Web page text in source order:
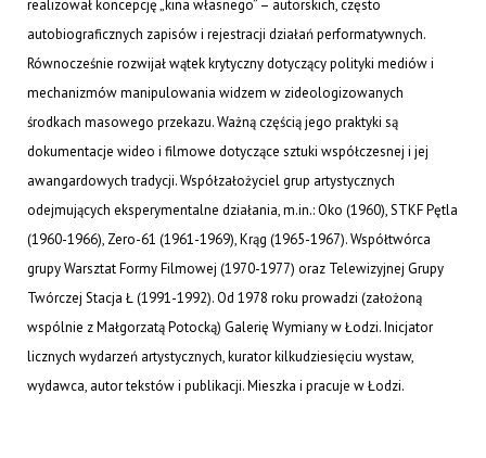
realizował koncepcję „kina własnego” – autorskich, często
autobiograficznych zapisów i rejestracji działań performatywnych.
Równocześnie rozwijał wątek krytyczny dotyczący polityki mediów i
mechanizmów manipulowania widzem w zideologizowanych
środkach masowego przekazu. Ważną częścią jego praktyki są
dokumentacje wideo i filmowe dotyczące sztuki współczesnej i jej
awangardowych tradycji. Współzałożyciel grup artystycznych
odejmujących eksperymentalne działania, m.in.: Oko (1960), STKF Pętla
(1960-1966), Zero-61 (1961-1969), Krąg (1965-1967). Współtwórca
grupy Warsztat Formy Filmowej (1970-1977) oraz Telewizyjnej Grupy
Twórczej Stacja Ł (1991-1992). Od 1978 roku prowadzi (założoną
wspólnie z Małgorzatą Potocką) Galerię Wymiany w Łodzi. Inicjator
licznych wydarzeń artystycznych, kurator kilkudziesięciu wystaw,
wydawca, autor tekstów i publikacji. Mieszka i pracuje w Łodzi.